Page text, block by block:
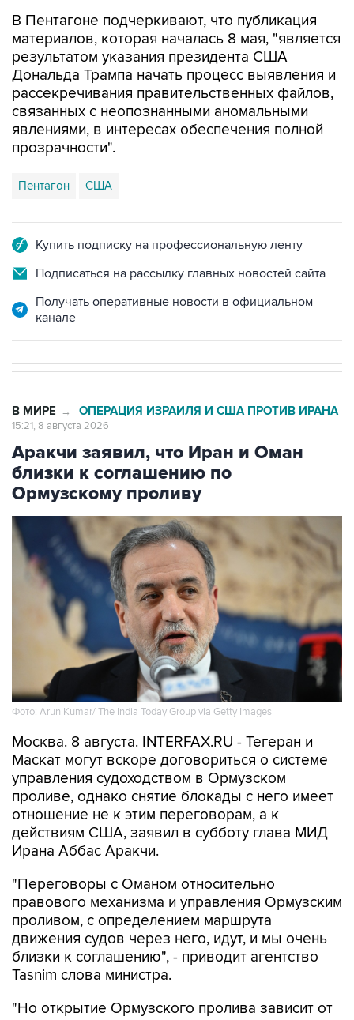
результатом указания президента США
Дональда Трампа начать процесс выявления и
рассекречивания правительственных файлов,
связанных с неопознанными аномальными
явлениями, в интересах обеспечения полной
прозрачности".
Пентагон США
Подписаться на рассылку главных новостей сайта
Получать оперативные новости в официальном
Аракчи заявил, что Иран и Оман
близки к соглашению по
Ормузскому проливу
Фото: Arun Kumar/ The India Today Group via Getty Images
Москва. 8 августа. INTERFAX.RU - Тегеран и
управления судоходством в Ормузском
проливе, однако снятие блокады с него имеет
отношение не к этим переговорам, а к
действиям США, заявил в субботу глава МИД
Ирана Аббас Аракчи.
"Переговоры с Оманом относительно
проливом, с определением маршрута
движения судов через него, идут, и мы очень
близки к соглашению", - приводит агентство
Tasnim слова министра.
"Но открытие Ормузского пролива зависит от
нарушения Исламабадского меморандума со